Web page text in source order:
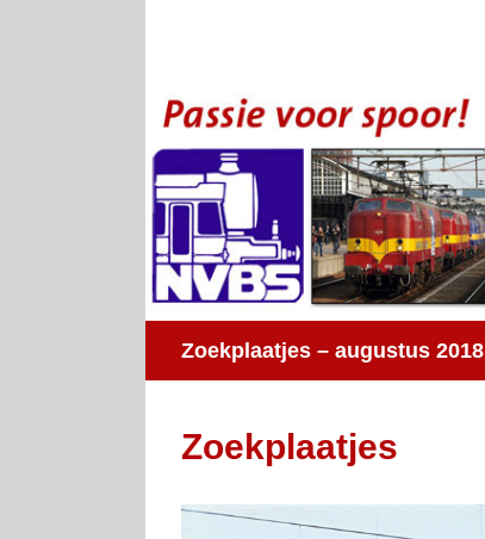
Zoekplaatjes – augustus 2018
Zoekplaatjes